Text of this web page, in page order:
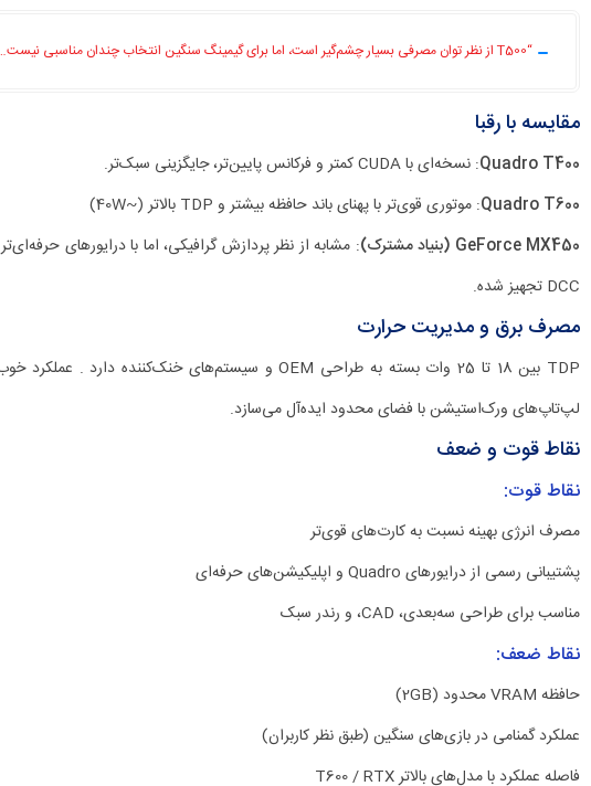
“T500 از نظر توان مصرفی بسیار چشم‌گیر است، اما برای گیمینگ سنگین انتخاب چندان مناسبی نیست…
مقایسه با رقبا
Quadro T400: نسخه‌ای با CUDA کمتر و فرکانس پایین‌تر، جایگزینی سبک‌تر.
Quadro T600: موتوری قوی‌تر با پهنای باند حافظه بیشتر و TDP بالاتر (~40W)
GeForce MX450 (بنیاد مشترک)
DCC تجهیز شده.
مصرف برق و مدیریت حرارت
TDP بین 18 تا 25 وات بسته به طراحی OEM و سیستم‌های خنک‌کننده دارد
. عملکرد
لپ‌تاپ‌های ورک‌استیشن با فضای محدود ایده‌آل می‌سازد.
نقاط قوت و ضعف
نقاط قوت:
مصرف انرژی بهینه نسبت به کارت‌های قوی‌تر
پشتیبانی رسمی از درایورهای Quadro و اپلیکیشن‌های حرفه‌ای
مناسب برای طراحی سه‌بعدی، CAD، و رندر سبک
نقاط ضعف:
حافظه VRAM محدود (2GB)
عملکرد گمنامی در بازی‌های سنگین (طبق نظر کاربران)
فاصله عملکرد با مدل‌های بالاتر T600 / RTX